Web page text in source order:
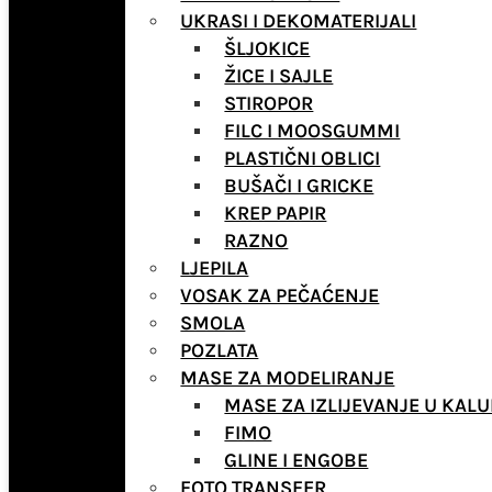
UKRASI I DEKOMATERIJALI
ŠLJOKICE
ŽICE I SAJLE
STIROPOR
FILC I MOOSGUMMI
PLASTIČNI OBLICI
BUŠAČI I GRICKE
KREP PAPIR
RAZNO
LJEPILA
VOSAK ZA PEČAĆENJE
SMOLA
POZLATA
MASE ZA MODELIRANJE
MASE ZA IZLIJEVANJE U
FIMO
GLINE I ENGOBE